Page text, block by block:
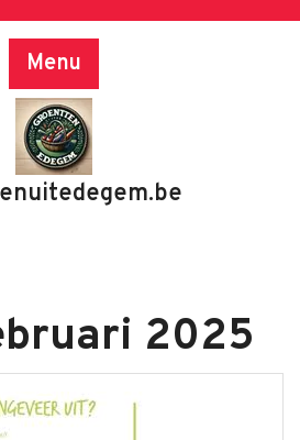
Menu
2025